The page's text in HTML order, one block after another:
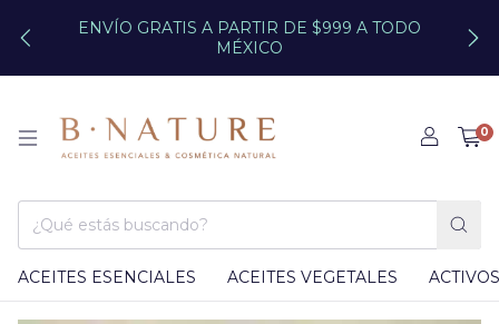
ENVÍO GRATIS A PARTIR DE $999 A TODO
MÉXICO
0
ACEITES ESENCIALES ACEITES VEGETALES